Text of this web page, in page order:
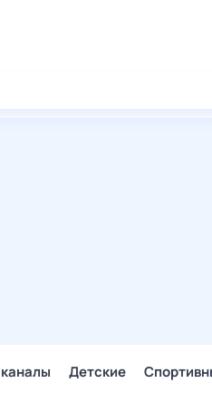
Детские